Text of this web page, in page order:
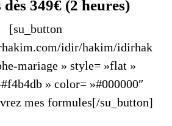
349€ (2 heures)
[su_button
idir/hakim/idirhak
mariage » style= »flat »
» color= »#000000″
mes formules[/su_button]